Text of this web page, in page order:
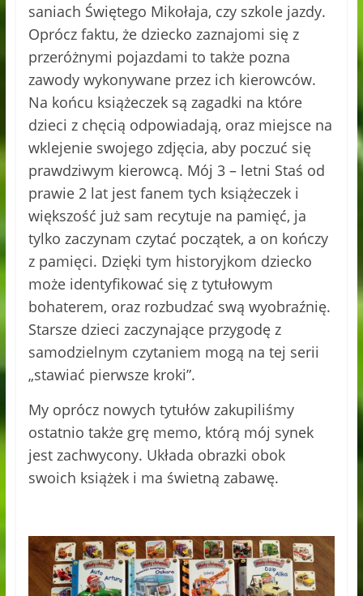
saniach Świętego Mikołaja, czy szkole jazdy.
Oprócz faktu, że dziecko zaznajomi się z
przeróżnymi pojazdami to także pozna
zawody wykonywane przez ich kierowców.
Na końcu książeczek są zagadki na które
dzieci z chęcią odpowiadają, oraz miejsce na
wklejenie swojego zdjęcia, aby poczuć się
prawdziwym kierowcą. Mój 3 – letni Staś od
prawie 2 lat jest fanem tych książeczek i
większość już sam recytuje na pamięć, ja
tylko zaczynam czytać początek, a on kończy
z pamięci. Dzięki tym historyjkom dziecko
może identyfikować się z tytułowym
bohaterem, oraz rozbudzać swą wyobraźnię.
Starsze dzieci zaczynające przygodę z
samodzielnym czytaniem mogą na tej serii
„stawiać pierwsze kroki”.
My oprócz nowych tytułów zakupiliśmy
ostatnio także grę memo, którą mój synek
jest zachwycony. Układa obrazki obok
swoich książek i ma świetną zabawę.